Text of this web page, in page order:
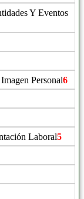
Y Eventos
Personal6
Laboral5